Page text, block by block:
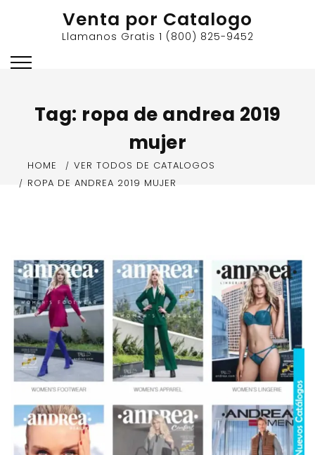
Venta por Catalogo
Llamanos Gratis 1 (800) 825-9452
Tag: ropa de andrea 2019
mujer
HOME
VER TODOS DE CATALOGOS
ROPA DE ANDREA 2019 MUJER